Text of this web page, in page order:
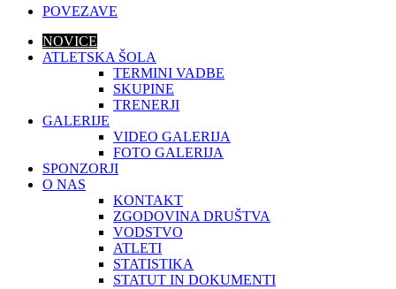
POVEZAVE
NOVICE
ATLETSKA ŠOLA
TERMINI VADBE
SKUPINE
TRENERJI
GALERIJE
VIDEO GALERIJA
FOTO GALERIJA
SPONZORJI
O NAS
KONTAKT
ZGODOVINA DRUŠTVA
VODSTVO
ATLETI
STATISTIKA
STATUT IN DOKUMENTI